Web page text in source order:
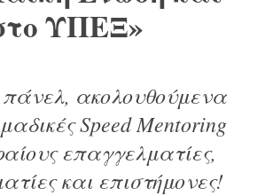
ΥΠΕΞ»
ακολουθούμενα
Speed Mentoring
επαγγελματίες,
και επιστήμονες!